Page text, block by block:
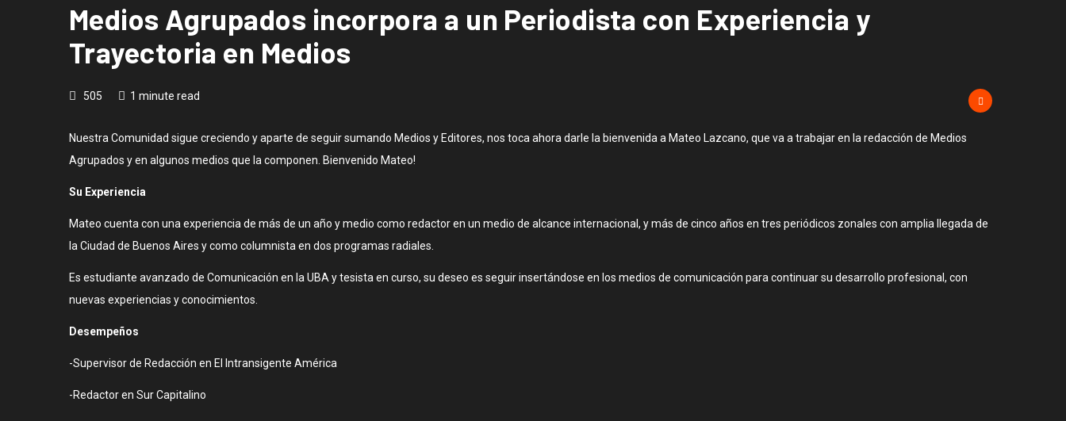
Medios Agrupados incorpora a un Periodista con Experiencia y
Trayectoria en Medios
505 1 minute read
Nuestra Comunidad sigue creciendo y aparte de seguir sumando Medios y Editores, nos toca ahora darle la bienvenida a Mateo Lazcano, que va a trabajar en la redacción de Medios
Agrupados y en algunos medios que la componen. Bienvenido Mateo!
Su Experiencia
Mateo cuenta con una experiencia de más de un año y medio como redactor en un medio de alcance internacional, y más de cinco años en tres periódicos zonales con amplia llegada de
la Ciudad de Buenos Aires y como columnista en dos programas radiales.
Es estudiante avanzado de Comunicación en la UBA y tesista en curso, su deseo es seguir insertándose en los medios de comunicación para continuar su desarrollo profesional, con
nuevas experiencias y conocimientos.
Desempeños
-Supervisor de Redacción en El Intransigente América
-Redactor en Sur Capitalino